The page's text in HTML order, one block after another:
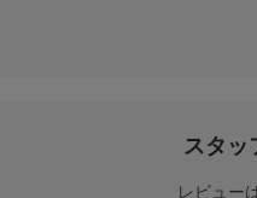
スタッ
レビュー